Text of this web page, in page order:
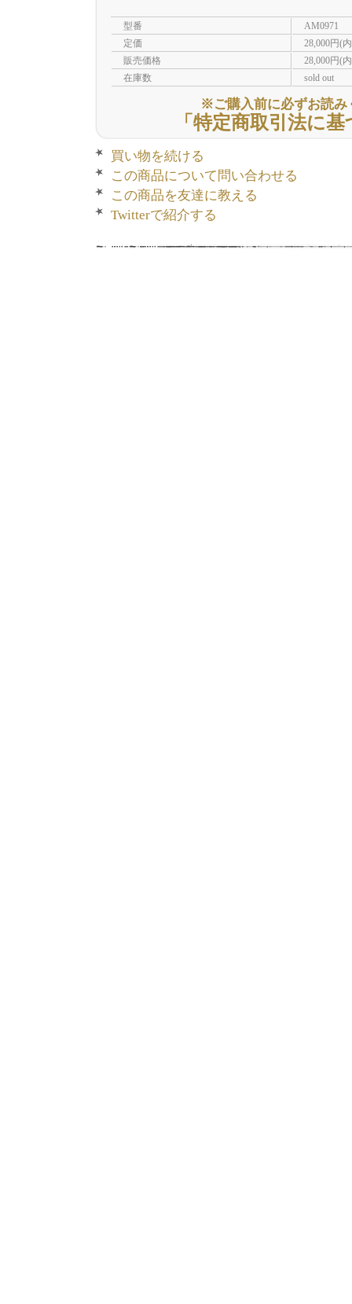
型番
AM0971
定価
28,000円(
販売価格
28,000円(
在庫数
sold out
※ご購入前に必ずお読み
「特定商取引法に
買い物を続ける
この商品について問い合わせる
この商品を友達に教える
Twitterで紹介する